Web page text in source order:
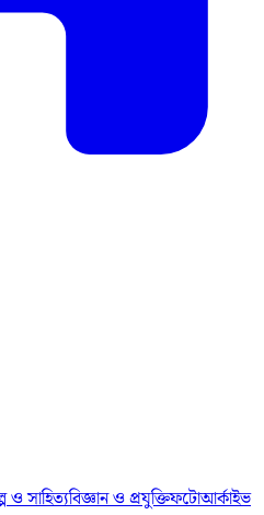
ও সাহিত্যবিজ্ঞান ও প্রযুক্তিফটোআর্কাইভ